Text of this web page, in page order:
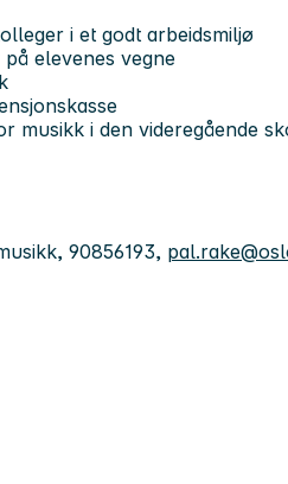
i et godt arbeidsmiljø
elevenes vegne
musikk i den videregående
90856193,